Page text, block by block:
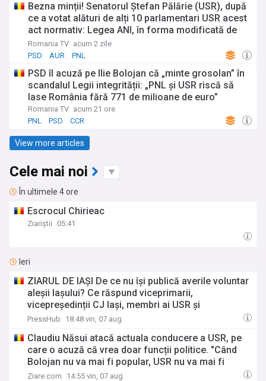
Bezna minții! Senatorul Ștefan Pălărie (USR), după
ce a votat alături de alți 10 parlamentari USR acest
act normativ: Legea ANI, în forma modificată de
PSD și AUR, este inaplicabilă
Romania TV acum 2 zile
PSD
AUR PNL
PSD îl acuză pe Ilie Bolojan că „minte grosolan” în
scandalul Legii integrității: „PNL și USR riscă să
lase România fără 771 de milioane de euro”
Romania TV acum 21 ore
PNL
PSD CCR
View more articles
Cele mai noi
În ultimele 4 ore
Escrocul Chirieac
Ziariștii 05:41
Ieri
ZIARUL DE IAȘI De ce nu își publică averile voluntar
aleșii Iașului? Ce răspund viceprimarii,
vicepreședinții CJ Iași, membri ai USR și
reprezentanți CURAJ
PressHub 18:48 vin, 07 aug
Claudiu Năsui atacă actuala conducere a USR, pe
care o acuză că vrea doar funcții politice. "Când
Bolojan nu va mai fi popular, USR nu va mai fi
alături de el"
Ziare.com 14:55 vin, 07 aug